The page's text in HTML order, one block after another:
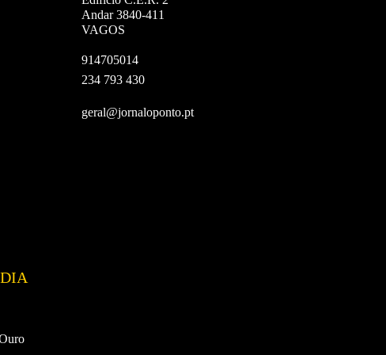
Andar 3840-411
VAGOS
914705014
234 793 430
geral@jornaloponto.pt